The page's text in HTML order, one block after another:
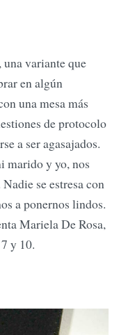
variante que
en algún
una mesa más
de protocolo
a ser agasajados.
marido y yo, nos
se estresa con
a ponernos lindos.
Mariela De Rosa,
y 10.